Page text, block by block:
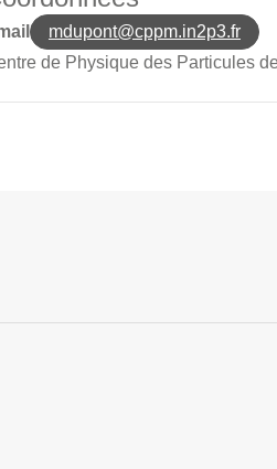
mdupont@cppm.in2p3.fr
de Physique des Particules